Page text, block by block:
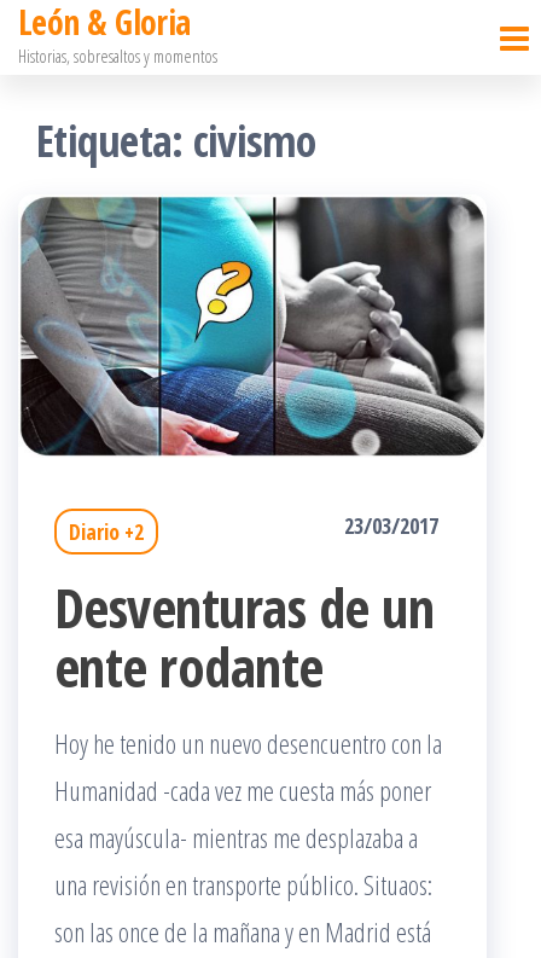
Saltar
contenido
León & Gloria
Historias, sobresaltos y momentos
Etiqueta: civismo
Diario +2 23/03/2017
Desventuras de un
ente rodante
Hoy he tenido un nuevo desencuentro con la
Humanidad -cada vez me cuesta más poner
esa mayúscula- mientras me desplazaba a
una revisión en transporte público. Situaos:
son las once de la mañana y en Madrid está